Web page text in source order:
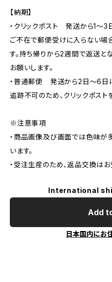
【納期】
・クリックポスト 発送から1〜3
ご不在で郵便受けに入らない場
す。持ち帰りから2週間で返送と
お願いします。
・普通郵便 発送から2日〜6日ほ
追跡不可のため、クリックポスト
※注意事項
・商品画像及び画面では色味が
います。
・受注生産のため、返品交換はお
International
Add
日本国内にお